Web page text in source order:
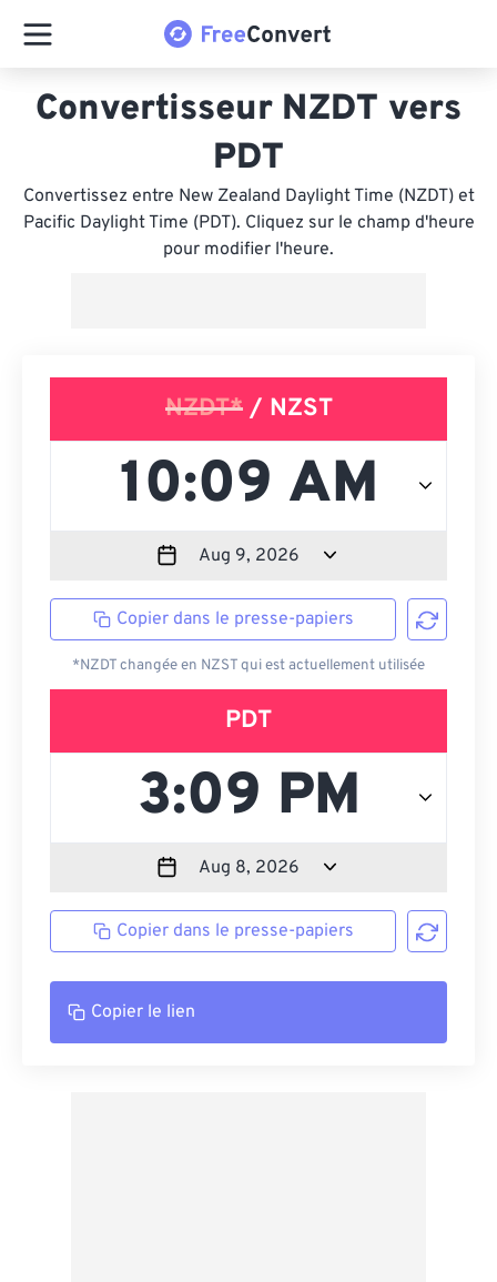
Convertisseur NZDT vers
PDT
Convertissez entre New Zealand Daylight Time (NZDT) et
Pacific Daylight Time (PDT). Cliquez sur le champ d'heure
pour modifier l'heure.
NZDT*/ NZST
Copier dans le presse-papiers
*NZDT changée en NZST qui est actuellement utilisée
PDT
Copier dans le presse-papiers
Copier le lien